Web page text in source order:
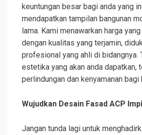
keuntungan besar bagi anda yang
mendapatkan tampilan bangunan
lama. Kami menawarkan harga
dengan kualitas yang terjamin,
profesional yang ahli di bidangnya.
estetika yang akan anda dapatkan,
perlindungan dan kenyamanan bagi
Wujudkan Desain Fasad ACP
Jangan tunda lagi untuk